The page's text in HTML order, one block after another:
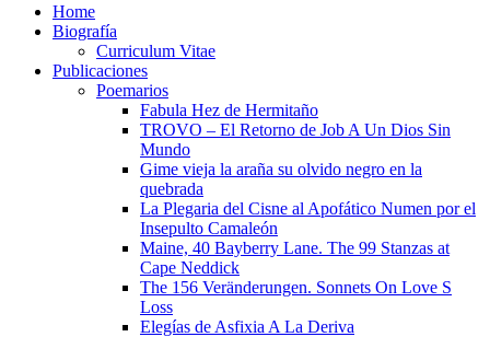
Home
Biografía
Curriculum Vitae​
Publicaciones
Poemarios
Fabula Hez de Hermitaño
TROVO – El Retorno de Job A Un Dios Sin
Mundo
Gime vieja la araña su olvido negro en la
quebrada
La Plegaria del Cisne al Apofático Numen por el
Insepulto Camaleón
Maine, 40 Bayberry Lane. The 99 Stanzas at
Cape Neddick
The 156 Veränderungen. Sonnets On Love S
Loss
Elegías de Asfixia A La Deriva